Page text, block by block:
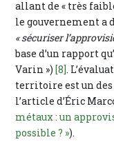
allant de « très
le gouvernement a
« sécuriser
base d’un rapport
Varin »)[8].
territoire est un
l’article d’Éric
métaux : un
possible ? »).